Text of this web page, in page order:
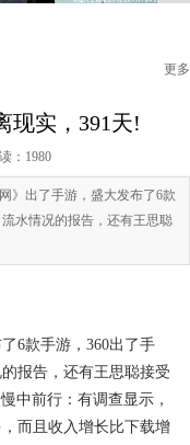
更多
现实，391天!
：1980
》出了手游，盛大发布了6款
水情况的报告，还有王思聪
6款手游，360出了手
报告，还有王思聪接受
中前行：有调查显示，
而且收入增长比下载增